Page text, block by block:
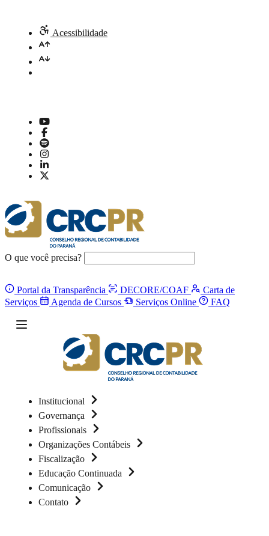
Acessibilidade
O que você precisa?
Portal da Transparência DECORE/COAF
Carta de
Serviços
Agenda de Cursos Serviços Online FAQ
Institucional
Governança
Profissionais
Organizações Contábeis
Fiscalização
Educação Continuada
Comunicação
Contato